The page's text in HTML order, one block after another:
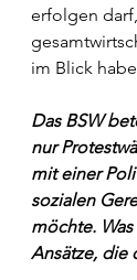
erfolgen
im Blick
Das BSW
nur
mit einer
sozialen
möchte.
Ansätze, die